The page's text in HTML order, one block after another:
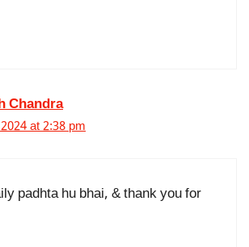
Chandra
at 2:38 pm
padhta hu bhai, & thank you for